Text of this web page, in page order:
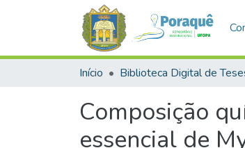
Início
Composição
essencial de